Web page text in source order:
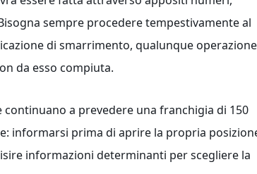
sempre procedere tempestivamente al
di smarrimento, qualunque operazione
da esso compiuta.
a prevedere una franchigia di 150
informarsi prima di aprire la propria
informazioni determinanti per scegliere la